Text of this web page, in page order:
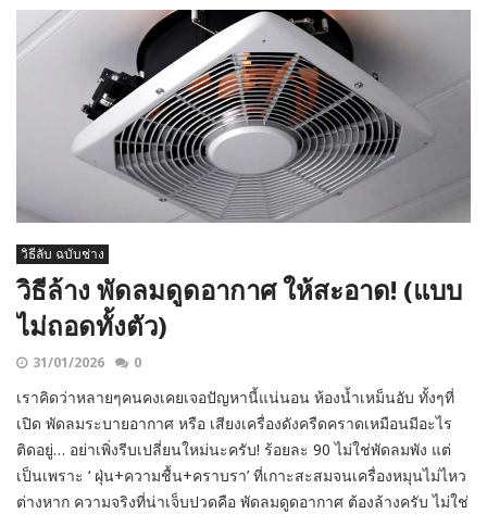
วิธีลับ ฉบับช่าง
วิธีล้าง พัดลมดูดอากาศ ให้สะอาด! (แบบ
ไม่ถอดทั้งตัว)
31/01/2026 0
เราคิดว่าหลายๆคนคงเคยเจอปัญหานี้แน่นอน ห้องน้ำเหม็นอับ ทั้งๆที่
เปิด พัดลมระบายอากาศ หรือ เสียงเครื่องดังครืดคราดเหมือนมีอะไร
ติดอยู่… อย่าเพิ่งรีบเปลี่ยนใหม่นะครับ! ร้อยละ 90 ไม่ใช่พัดลมพัง แต่
เป็นเพราะ ‘ ฝุ่น+ความชื้น+คราบรา’ ที่เกาะสะสมจนเครื่องหมุนไม่ไหว
ต่างหาก ความจริงที่น่าเจ็บปวดคือ พัดลมดูดอากาศ ต้องล้างครับ ไม่ใช่